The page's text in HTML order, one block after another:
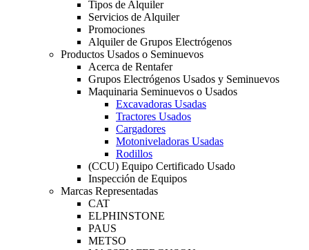
Tipos de Alquiler
Servicios de Alquiler
Promociones
Alquiler de Grupos Electrógenos
Productos Usados o Seminuevos
Acerca de Rentafer
Grupos Electrógenos Usados y Seminuevos
Maquinaria Seminuevos o Usados
Excavadoras Usadas
Tractores Usados
Cargadores
Motoniveladoras Usadas
Rodillos
(CCU) Equipo Certificado Usado
Inspección de Equipos
Marcas Representadas
CAT
ELPHINSTONE
PAUS
METSO